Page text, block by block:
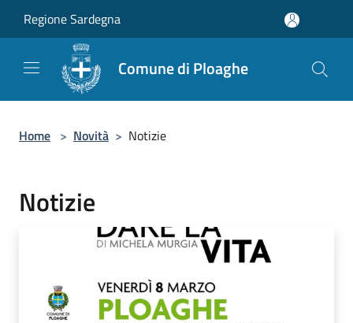
Regione Sardegna
Comune di Ploaghe
Home > Novità > Notizie
Notizie